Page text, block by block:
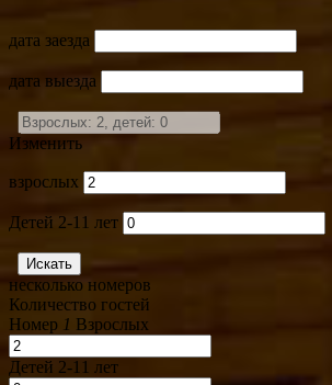
дата заезда
дата выезда
Изменить
взрослых
Детей 2-11 лет
несколько номеров
Количество гостей
Номер 1 Взрослых
Детей 2-11 лет